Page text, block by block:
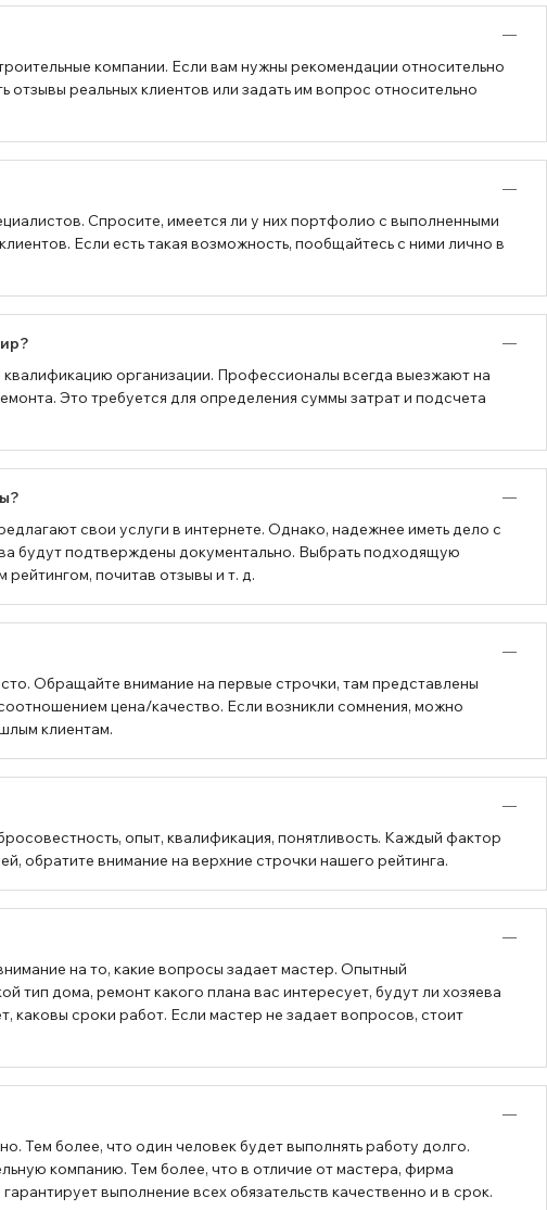
компании. Если вам нужны рекомендации относительно
реальных клиентов или задать им вопрос относительно
Спросите, имеется ли у них портфолио с выполненными
Если есть такая возможность, пообщайтесь с ними лично в
организации. Профессионалы всегда выезжают на
Это требуется для определения суммы затрат и подсчета
свои услуги в интернете. Однако, надежнее иметь дело с
будут подтверждены документально. Выбрать подходящую
почитав отзывы и т. д.
Обращайте внимание на первые строчки, там представлены
цена/качество. Если возникли сомнения, можно
клиентам.
опыт, квалификация, понятливость. Каждый фактор
обратите внимание на верхние строчки нашего рейтинга.
на то, какие вопросы задает мастер. Опытный
тип дома, ремонт какого плана вас интересует, будут ли хозяева
каковы сроки работ. Если мастер не задает вопросов, стоит
Тем более, что один человек будет выполнять работу долго.
компанию. Тем более, что в отличие от мастера, фирма
выполнение всех обязательств качественно и в срок.